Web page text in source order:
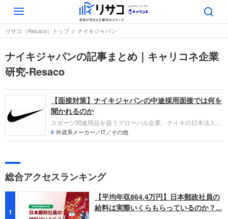
Toggle
navigation
リサコ（Resaco）トップ ナイキジャパン
ナイキジャパンの記事まとめ｜キャリコネ企業
研究-Resaco
【面接対策】ナイキジャパンの中途採用面接では何を
聞かれるのか
スポーツ関連用品を扱うグローバル企業、ナイキの日本法人で
あるナイキジャパンへの転職。中途採用面接では、これまでの
仕事内容や成果、今後のキャリアビジョンを具体的に問われる
外資系メーカー／IT／その他
総合アクセスランキング
1
【平均年収864.4万円】日本郵政社員の
給料は実際いくらもらっているのか？...